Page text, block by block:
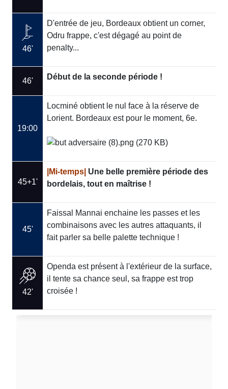
46'
D'entrée de jeu, Bordeaux obtient un corner,
Odru frappe, c'est dégagé au point de
penalty...
46' Début de la seconde période !
19:00
Locminé obtient le nul face à la réserve de
Lorient. Bordeaux est pour le moment, 6e.
45+1'
|Mi-temps| Une belle première période des
bordelais, tout en maîtrise !
45'
Faissal Mannai enchaine les passes et les
combinaisons avec les autres attaquants, il
fait parler sa belle palette technique !
42'
Openda est présent à l'extérieur de la surface,
il tente sa chance seul, sa frappe est trop
croisée !